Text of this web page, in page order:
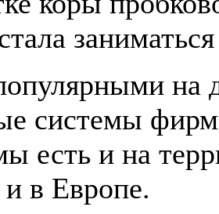
на
системы
есть и на
в Европе.